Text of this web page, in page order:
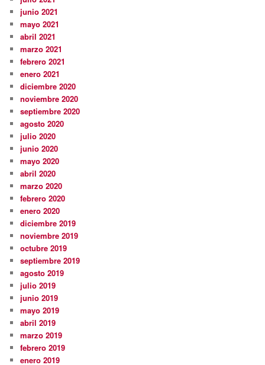
junio 2021
mayo 2021
abril 2021
marzo 2021
febrero 2021
enero 2021
diciembre 2020
noviembre 2020
septiembre 2020
agosto 2020
julio 2020
junio 2020
mayo 2020
abril 2020
marzo 2020
febrero 2020
enero 2020
diciembre 2019
noviembre 2019
octubre 2019
septiembre 2019
agosto 2019
julio 2019
junio 2019
mayo 2019
abril 2019
marzo 2019
febrero 2019
enero 2019